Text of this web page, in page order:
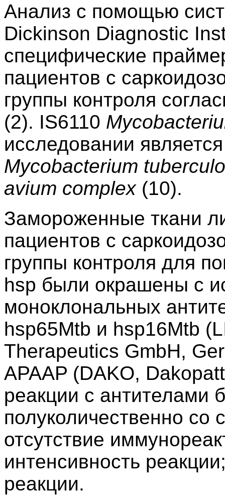
Анализ с помощью
Dickinson Diagnostic
специфические
пациентов с
группы контроля
(2). IS6110
исследовании
Mycobacterium
avium complex(10).
Замороженные ткани
пациентов с
группы контроля для
hsp были окрашены с
моноклональных
hsp65Mtb и hsp16Mtb
Therapeutics GmbH,
APAAP (DAKO,
реакции с антителами
полуколичественно
отсутствие
интенсивность
реакции.